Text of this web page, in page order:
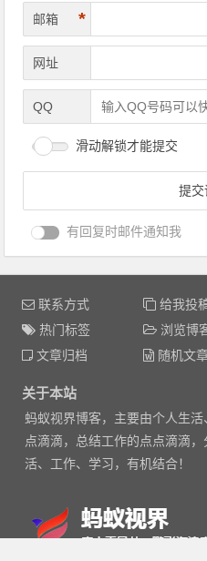
邮箱 *
网址
QQ
滑动解锁才能提交
有回复时邮件通知我
联系方式 给我投
热门标签
浏览博
文章归档
随机文
关于本站
蚂蚁视界博客，主要由个人生
点滴滴，总结工作的点点滴滴
活、工作、学习，有机结合！